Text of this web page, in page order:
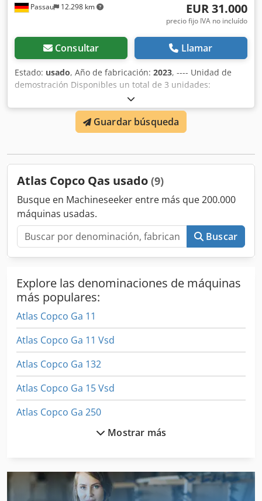
Passau 12.298 km EUR 31.000
precio fijo IVA no incluído
Consultar Llamar
Estado: usado, Año de fabricación: 2023, ---- Unidad de
demostración Disponibles un total de 3 unidades:
Generador de corriente alterna QAS30 KD S5 50 Hz 400 V
3PH N.º de equipo: 100583713 N.º de serie: ESF373329 Año
de fabricación: 2023 Crjdpfx Aozkz Disdhsf Generador de
corriente alterna QAS30 KD S5 50 Hz 400 V 3PH N.º de
DS DS-RIM 3P 16 A Relé de supervisión del aislamiento
Interruptor de desconexión de la batería Manual de
instrucciones en alemán
Guardar búsqueda
Atlas Copco Qas usado (9)
Busque en Machineseeker entre más que 200.000
máquinas usadas.
Buscar
Explore las denominaciones de máquinas
más populares:
Atlas Copco Ga 11
Atlas Copco Ga 11 Vsd
Atlas Copco Ga 132
Atlas Copco Ga 15 Vsd
Atlas Copco Ga 250
Atlas Copco Ga 30 Vsd
Atlas Copco Ga 55 Vsd
Mostrar más